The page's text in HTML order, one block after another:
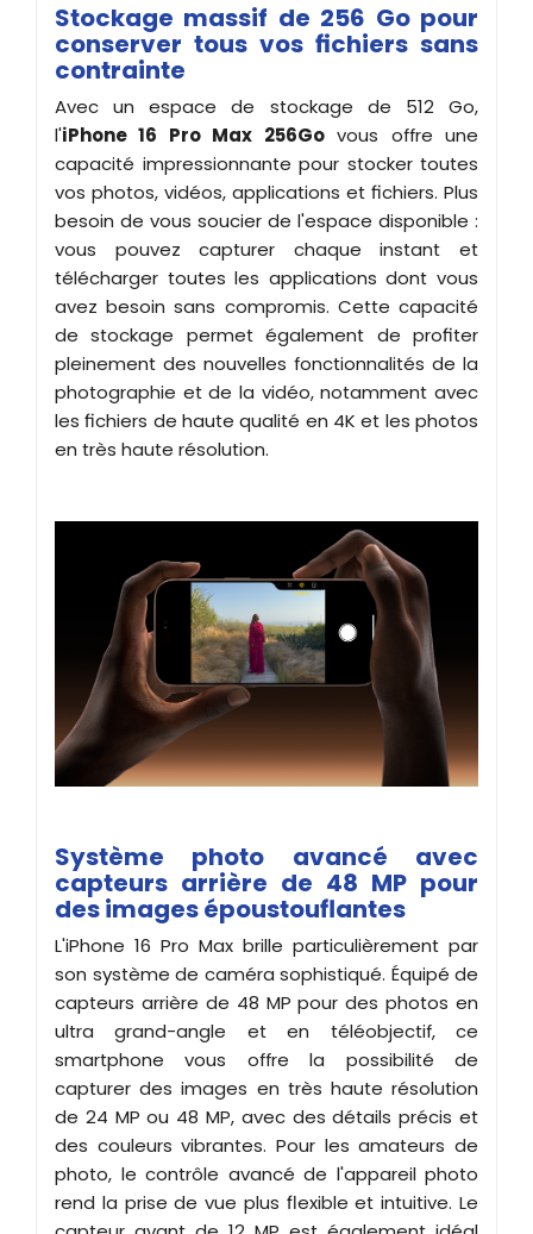
Stockage massif de 256 Go pour
conserver tous vos fichiers sans
contrainte
Avec un espace de stockage de 512 Go,
l'iPhone 16 Pro Max 256Govous offre une
capacité impressionnante pour stocker toutes
vos photos, vidéos, applications et fichiers. Plus
besoin de vous soucier de l'espace disponible :
vous pouvez capturer chaque instant et
télécharger toutes les applications dont vous
avez besoin sans compromis. Cette capacité
de stockage permet également de profiter
pleinement des nouvelles fonctionnalités de la
photographie et de la vidéo, notamment avec
les fichiers de haute qualité en 4K et les photos
en très haute résolution.
Système photo avancé avec
capteurs arrière de 48 MP pour
des images époustouflantes
L'iPhone 16 Pro Max brille particulièrement par
son système de caméra sophistiqué. Équipé de
capteurs arrière de 48 MP pour des photos en
ultra grand-angle et en téléobjectif, ce
smartphone vous offre la possibilité de
capturer des images en très haute résolution
de 24 MP ou 48 MP, avec des détails précis et
des couleurs vibrantes. Pour les amateurs de
photo, le contrôle avancé de l'appareil photo
rend la prise de vue plus flexible et intuitive. Le